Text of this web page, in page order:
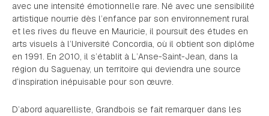
avec une intensité émotionnelle rare. Né avec une sensibilité
artistique nourrie dès l’enfance par son environnement rural
et les rives du fleuve en Mauricie, il poursuit des études en
arts visuels à l’Université Concordia, où il obtient son diplôme
en 1991. En 2010, il s’établit à L’Anse-Saint-Jean, dans la
région du Saguenay, un territoire qui deviendra une source
d’inspiration inépuisable pour son œuvre.
D’abord aquarelliste, Grandbois se fait remarquer dans les